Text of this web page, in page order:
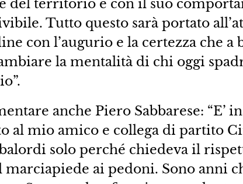
del territorio e con il suo
Tutto questo sarà portato
con l’augurio e la certezza che
la mentalità di chi oggi
anche Piero Sabbarese: “E’
al mio amico e collega di partito
solo perché chiedeva il
ai pedoni. Sono anni